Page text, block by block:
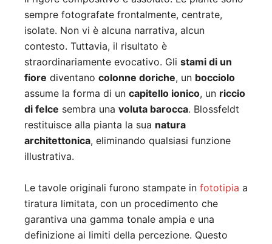
sempre fotografate frontalmente, centrate,
isolate. Non vi è alcuna narrativa, alcun
contesto. Tuttavia, il risultato è
straordinariamente evocativo. Gli stami di un
fiore diventano colonne doriche, un bocciolo
assume la forma di un capitello ionico, un riccio
di felce sembra una voluta barocca. Blossfeldt
restituisce alla pianta la sua natura
architettonica, eliminando qualsiasi funzione
illustrativa.
Le tavole originali furono stampate in fototipia a
tiratura limitata, con un procedimento che
garantiva una gamma tonale ampia e una
definizione ai limiti della percezione. Questo